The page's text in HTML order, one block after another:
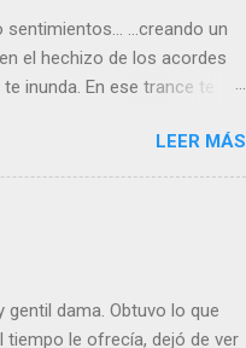
sentimientos… …creando un
el hechizo de los acordes
inunda. En ese trance te
Te preguntas como pasó.
dio paso al Amor de
la cabeza creyendo
un rutinario gesto, al final,
LEER MÁS
dama. Obtuvo lo que
le ofrecía, dejó de ver